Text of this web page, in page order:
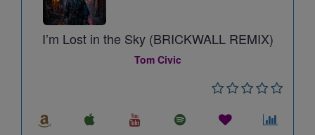
I’m Lost in the Sky (BRICKWALL REMIX)
Tom Civic